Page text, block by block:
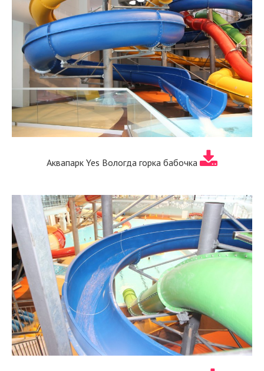
Аквапарк Yes Вологда горка бабочка